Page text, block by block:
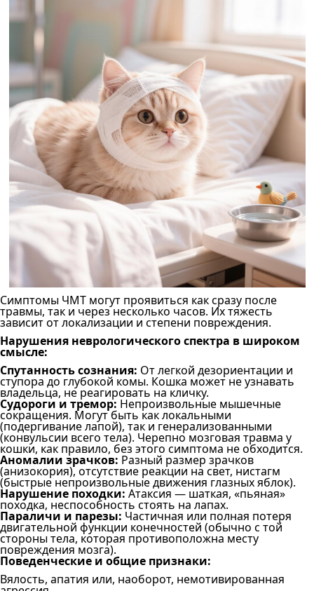
Симптомы ЧМТ могут проявиться как сразу после
травмы, так и через несколько часов. Их тяжесть
зависит от локализации и степени повреждения.
Нарушения неврологического спектра в широком
смысле:
Спутанность сознания: От легкой дезориентации и
ступора до глубокой комы. Кошка может не узнавать
владельца, не реагировать на кличку.
Судороги и тремор: Непроизвольные мышечные
сокращения. Могут быть как локальными
(подергивание лапой), так и генерализованными
(конвульсии всего тела). Черепно мозговая травма у
кошки, как правило, без этого симптома не обходится.
Аномалии зрачков: Разный размер зрачков
(анизокория), отсутствие реакции на свет, нистагм
(быстрые непроизвольные движения глазных яблок).
Нарушение походки: Атаксия — шаткая, «пьяная»
походка, неспособность стоять на лапах.
Параличи и парезы: Частичная или полная потеря
двигательной функции конечностей (обычно с той
стороны тела, которая противоположна месту
повреждения мозга).
Поведенческие и общие признаки:
Вялость, апатия или, наоборот, немотивированная